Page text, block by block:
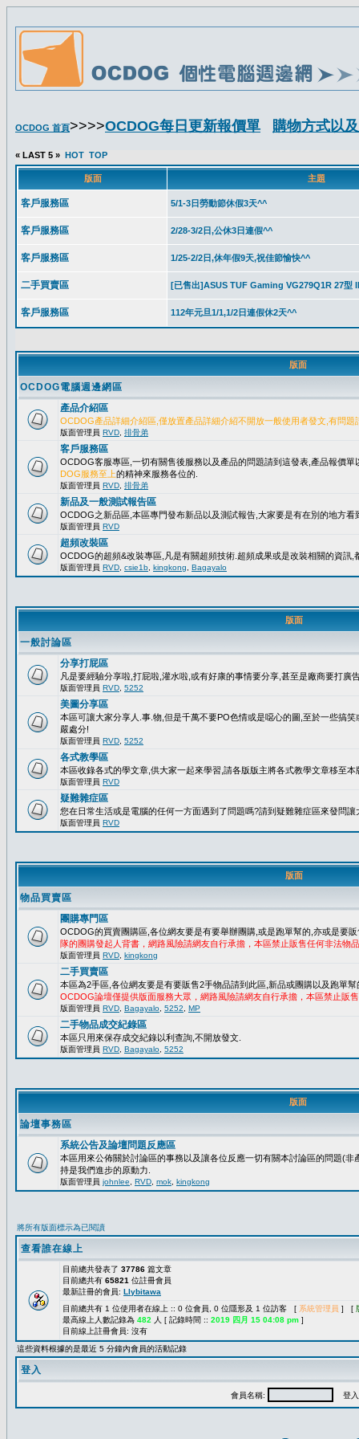
OCDOG 首頁>>>>OCDOG每日更新報價單 購物方式以
版面
OCDOG電腦週邊網區
產品介紹區
OCDOG產品詳細介紹區,僅放置產品詳細介紹不開放一般使用者發文,有問題
版面管理員 RVD 排骨弟
客戶服務區
OCDOG客服專區,一切有關售後服務以及產品的問題請到這發表,產品報價
DOG服務至上的精神來服務各位的.
版面管理員 RVD 排骨弟
新品及一般測試報告區
OCDOG之新品區,本區專門發布新品以及測試報告,大家要是有在別的地方看
版面管理員 RVD
超頻改裝區
OCDOG的超頻&改裝專區,凡是有關超頻技術.超頻成果或是改裝相關的資訊,
版面管理員 RVD csie1b kingkong Bagayalo
版面
一般討論區
分享打屁區
凡是要經驗分享啦,打屁啦,灌水啦,或有好康的事情要分享,甚至是廠商要打廣
版面管理員 RVD 5252
美圖分享區
本區可讓大家分享人.事.物,但是千萬不要PO色情或是噁心的圖,至於一些搞
嚴處分!
版面管理員 RVD 5252
各式教學區
本區收錄各式的學文章,供大家一起來學習,請各版版主將各式教學文章移至本
版面管理員 RVD
疑難雜症區
您在日常生活或是電腦的任何一方面遇到了問題嗎?請到疑難雜症區來發問讓
版面管理員 RVD
版面
物品買賣區
團購專門區
OCDOG的買賣團購區,各位網友要是有要舉辦團購,或是跑單幫的,亦或是要
隊的團購發起人背書，網路風險請網友自行承擔，本區禁止販售任何非法物
版面管理員 RVD kingkong
二手買賣區
本區為2手區,各位網友要是有要販售2手物品請到此區,新品或團購以及跑單
OCDOG論壇僅提供版面服務大眾，網路風險請網友自行承擔，本區禁止販
版面管理員 RVD Bagayalo 5252 MP
二手物品成交紀錄區
本區只用來保存成交紀錄以利查詢,不開放發文.
版面管理員 RVD Bagayalo 5252
版面
論壇事務區
系統公告及論壇問題反應區
本區用來公佈關於討論區的事務以及讓各位反應一切有關本討論區的問題(
持是我們進步的原動力.
版面管理員 johnlee RVD mok kingkong
將所有版面標示為已閱讀
查看誰在線上
目前總共發表了 37786 篇文章
目前總共有 65821 位註冊會員
最新註冊的會員: Llybitawa
目前總共有 1 位使用者在線上 :: 0 位會員, 0 位隱形及 1 位訪客 [ 系統管理員 ] [
最高線上人數記錄為 482 人 [ 記錄時間 :: 2019 四月 15 04:08 pm ]
目前線上註冊會員: 沒有
這些資料根據的是最近 5 分鐘內會員的活動記錄
登入
會員名稱: 登入